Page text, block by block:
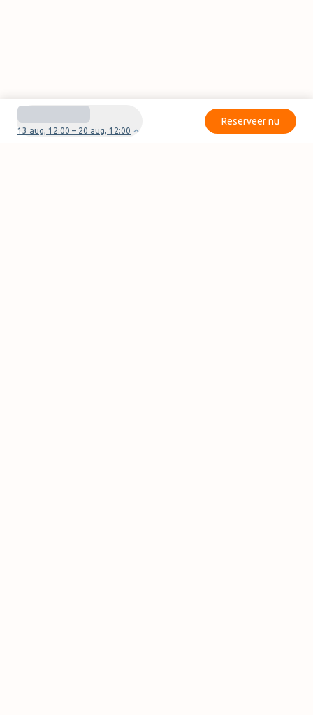
13 aug, 12:00 – 20 aug, 12:00
Reserveer nu